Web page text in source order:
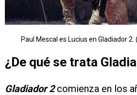
Paul Mescal es Lucius en Gladiador
¿De qué se trata
Gladiador 2comienza en los